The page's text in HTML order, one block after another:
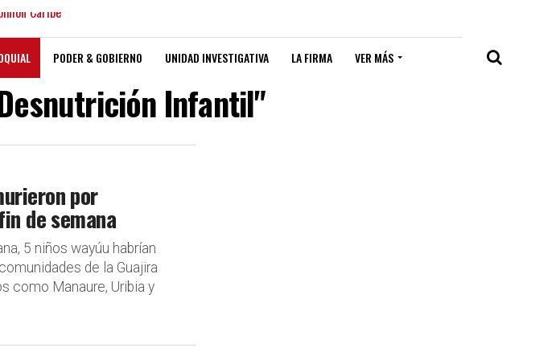
PODER & GOBIERNO UNIDAD INVESTIGATIVA LA FIRMA VER MÁS
Infantil"
por
de semana
5 niños wayúu habrían
de la Guajira
como Manaure, Uribia y